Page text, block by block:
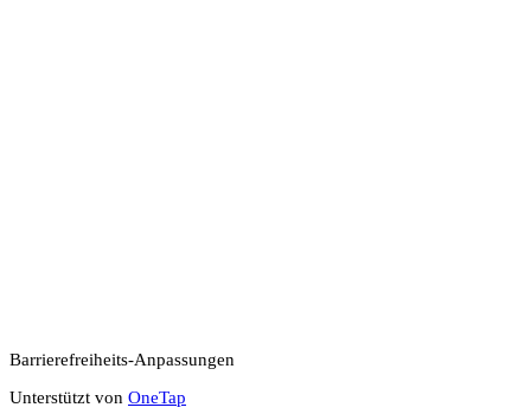
Barrierefreiheits-Anpassungen
Unterstützt von OneTap